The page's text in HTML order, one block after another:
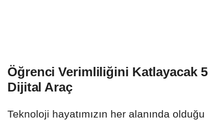
Öğrenci Verimliliğini Katlayacak 5
Dijital Araç
Teknoloji hayatımızın her alanında olduğu